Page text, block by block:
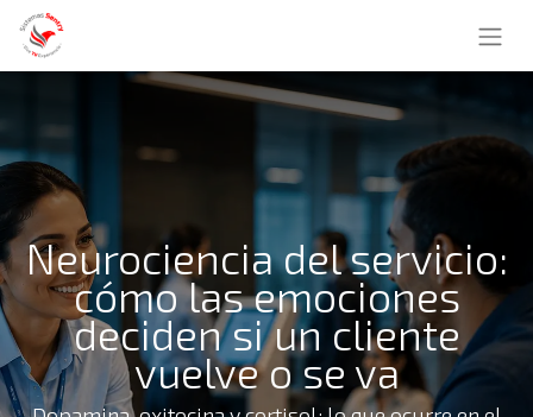
Neurociencia del servicio:
cómo las emociones
deciden si un cliente
vuelve o se va